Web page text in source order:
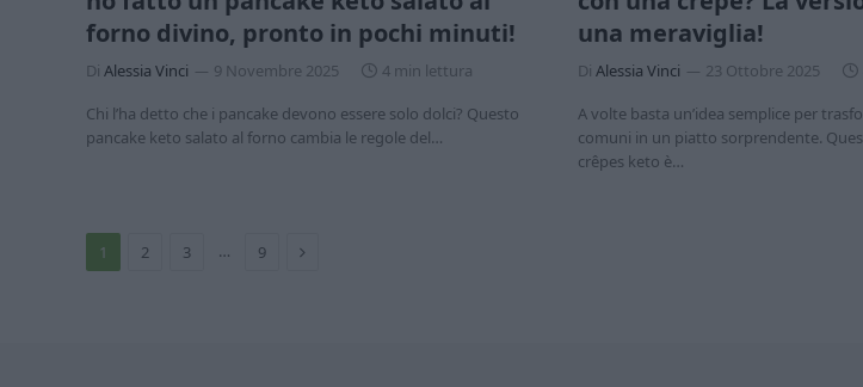
forno divino, pronto in pochi minuti!
Di Alessia Vinci 9 Novembre 2025
4 min lettura
Chi l’ha detto che i pancake devono essere solo dolci? Questo
pancake keto salato al forno cambia le regole del…
una meraviglia!
Di Alessia Vinci 23 Ottobre 2025
A volte basta un’idea semplice per
comuni in un piatto sorprendente.
crêpes keto è…
1 2 3 … 9 Prossimo